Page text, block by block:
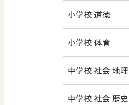
小学校 道徳
小学校 体育
中学校 社会 地理
中学校 社会 歴史